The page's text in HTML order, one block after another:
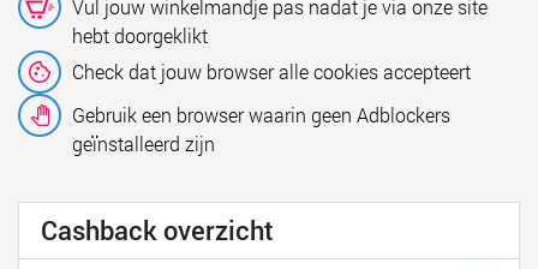
Vul jouw winkelmandje pas nadat je via onze site
hebt doorgeklikt
Check dat jouw browser alle cookies accepteert
Gebruik een browser waarin geen Adblockers
geïnstalleerd zijn
Cashback overzicht